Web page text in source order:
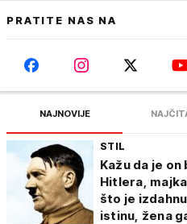
PRATITE NAS NA
NAJNOVIJE
STIL
Kažu da je
Hitlera,
što je
istinu, žena